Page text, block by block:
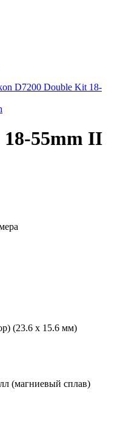
D7200 Double Kit 18-
55mm II
(23.6 x 15.6 мм)
(магниевый сплав)